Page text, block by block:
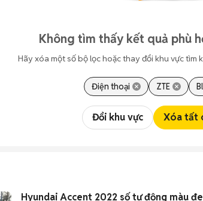
Không tìm thấy kết quả phù
Hãy xóa một số bộ lọc hoặc thay đổi khu vực tìm
Điện thoại ZTE
Đổi khu vực Xóa tất
Hyundai Accent 2022 số tự động màu